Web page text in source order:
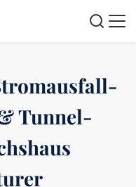
Tunnel-